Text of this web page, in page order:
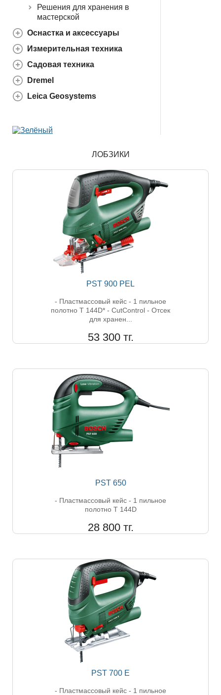
Решения для хранения в
мастерской
Оснастка и аксессуары
Измерительная техника
Садовая техника
Dremel
Leica Geosystems
ЛОБЗИКИ
PST 900 PEL
- Пластмассовый кейс - 1 пильное
полотно T 144D* - CutControl - Отсек
для хранен...
53 300 тг.
PST 650
- Пластмассовый кейс - 1 пильное
полотно T 144D
28 800 тг.
PST 700 E
- Пластмассовый кейс - 1 пильное